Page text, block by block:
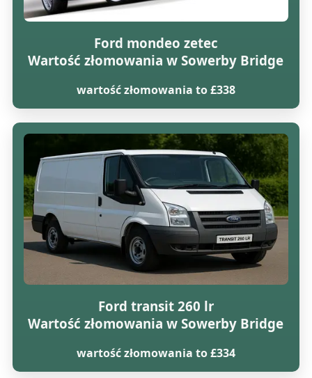
Ford mondeo zetec
Wartość złomowania w Sowerby Bridge
wartość złomowania to £338
Ford transit 260 lr
Wartość złomowania w Sowerby Bridge
wartość złomowania to £334